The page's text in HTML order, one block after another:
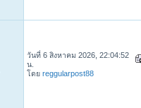
วันที่ 6 สิงหาคม 2026, 22:04:52
น.
โดยreggularpost88